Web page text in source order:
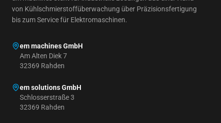
von Kühlschmierstoffüberwachung über Präzisionsfertigung
bis zum Service für Elektromaschinen.
em machines GmbH
Am Alten Diek 7
32369 Rahden
em solutions GmbH
Schlosserstraße 3
32369 Rahden